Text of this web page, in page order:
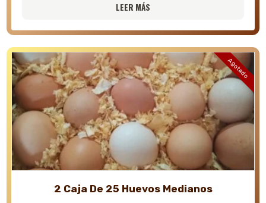
LEER MÁS
Agotado
2 Caja De 25 Huevos Medianos